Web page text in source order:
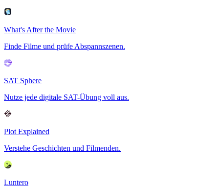
What's After the Movie
Finde Filme und prüfe Abspannszenen.
SAT Sphere
Nutze jede digitale SAT-Übung voll aus.
Plot Explained
Verstehe Geschichten und Filmenden.
Luntero